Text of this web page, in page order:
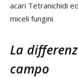
acari Tetranichidi
miceli fungini.
La
campo